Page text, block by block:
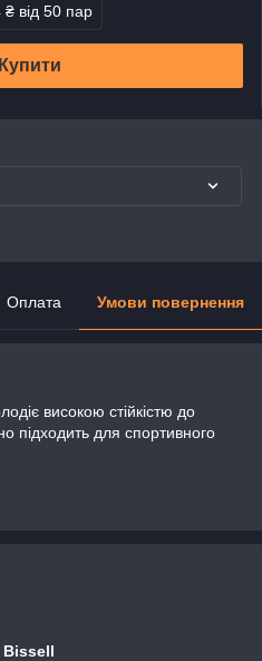
₴ від 50 пар
Купити
Оплата Умови повернення
високою стійкістю до
підходить для спортивного
Bissell